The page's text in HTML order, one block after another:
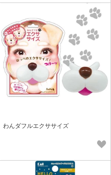
わんダフルエクササイズ